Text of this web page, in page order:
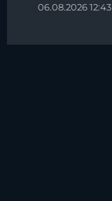
06.08.2026 12:43